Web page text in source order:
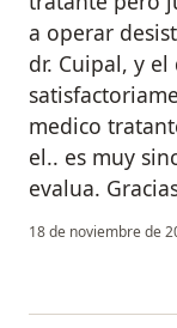
a operar
dr. Cuipal, y
medico
el.. es muy
evalua.
18 de noviembre de